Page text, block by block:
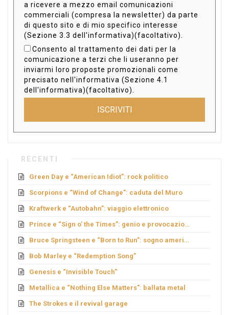
a ricevere a mezzo email comunicazioni
commerciali (compresa la newsletter) da parte
di questo sito e di mio specifico interesse
(Sezione 3.3 dell'informativa)(facoltativo).
Consento al trattamento dei dati per la
comunicazione a terzi che li useranno per
inviarmi loro proposte promozionali come
precisato nell'informativa (Sezione 4.1
dell'informativa)(facoltativo).
ISCRIVITI
RECENTI
Green Day e “American Idiot”: rock politico
Scorpions e “Wind of Change”: caduta del Muro
Kraftwerk e “Autobahn”: viaggio elettronico
Prince e “Sign o’ the Times”: genio e provocazione
Bruce Springsteen e “Born to Run”: sogno americano
Bob Marley e “Redemption Song”
Genesis e “Invisible Touch”
Metallica e “Nothing Else Matters”: ballata metal
The Strokes e il revival garage